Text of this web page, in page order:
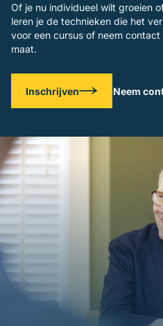
Of je nu individueel wilt groeien
leren je de technieken die het
voor een cursus of neem
maat.
Inschrijven Neem